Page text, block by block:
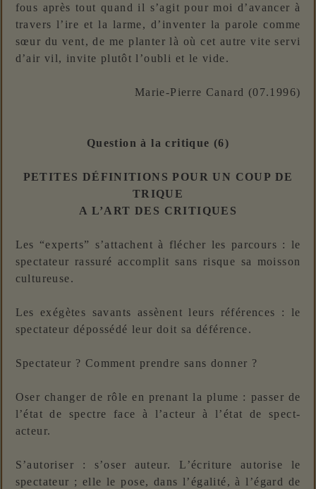
fous après tout quand il s’agit pour moi d’avancer à
travers l’ire et la larme, d’inventer la parole comme
sœur du vent, de me planter là où cet autre vite servi
d’air vil, invite plutôt l’oubli et le vide.
Marie-Pierre Canard (07.1996)
Question à la critique (6)
PETITES DÉFINITIONS POUR UN COUP DE
TRIQUE
A L’ART DES CRITIQUES
Les “experts” s’attachent à flécher les parcours : le
spectateur rassuré accomplit sans risque sa moisson
cultureuse.
Les exégètes savants assènent leurs références : le
spectateur dépossédé leur doit sa déférence.
Spectateur ? Comment prendre sans donner ?
Oser changer de rôle en prenant la plume : passer de
l’état de spectre face à l’acteur à l’état de spect-
acteur.
S’autoriser : s’oser auteur. L’écriture autorise le
spectateur ; elle le pose, dans l’égalité, à l’égard de